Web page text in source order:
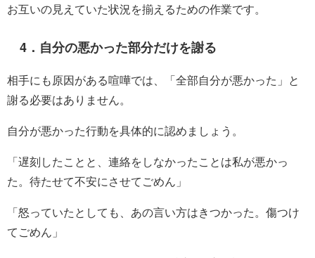
お互いの見えていた状況を揃えるための作業です。
4．自分の悪かった部分だけを謝る
相手にも原因がある喧嘩では、「全部自分が悪かった」と
謝る必要はありません。
自分が悪かった行動を具体的に認めましょう。
「遅刻したことと、連絡をしなかったことは私が悪かっ
た。待たせて不安にさせてごめん」
「怒っていたとしても、あの言い方はきつかった。傷つけ
てごめん」